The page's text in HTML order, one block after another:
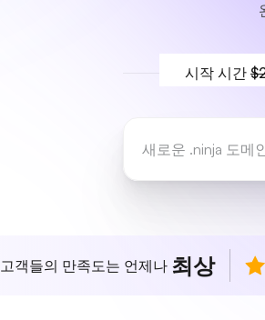
시작 시간
고객들의 만족도는 언제나 최상